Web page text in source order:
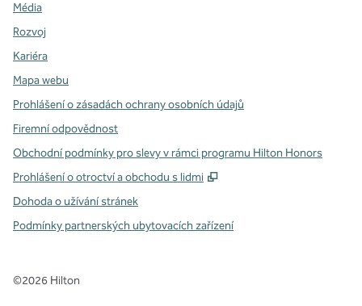
Média
Rozvoj
Kariéra
Mapa webu
Prohlášení o zásadách ochrany osobních údajů
Firemní odpovědnost
Obchodní podmínky pro slevy v rámci programu Hilton Honors
Prohlášení o otroctví a obchodu s lidmi
,
Dohoda o užívání stránek
Podmínky partnerských ubytovacích zařízení
©2026 Hilton